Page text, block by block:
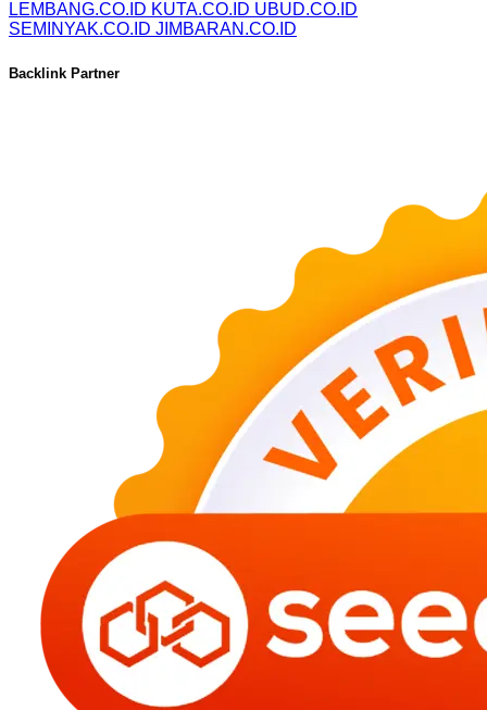
LEMBANG.CO.ID KUTA.CO.ID UBUD.CO.ID
SEMINYAK.CO.ID JIMBARAN.CO.ID
Backlink Partner